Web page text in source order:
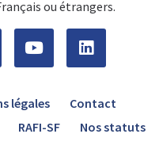
ou étrangers.
légales
Contact
RAFI-SF Nos statuts